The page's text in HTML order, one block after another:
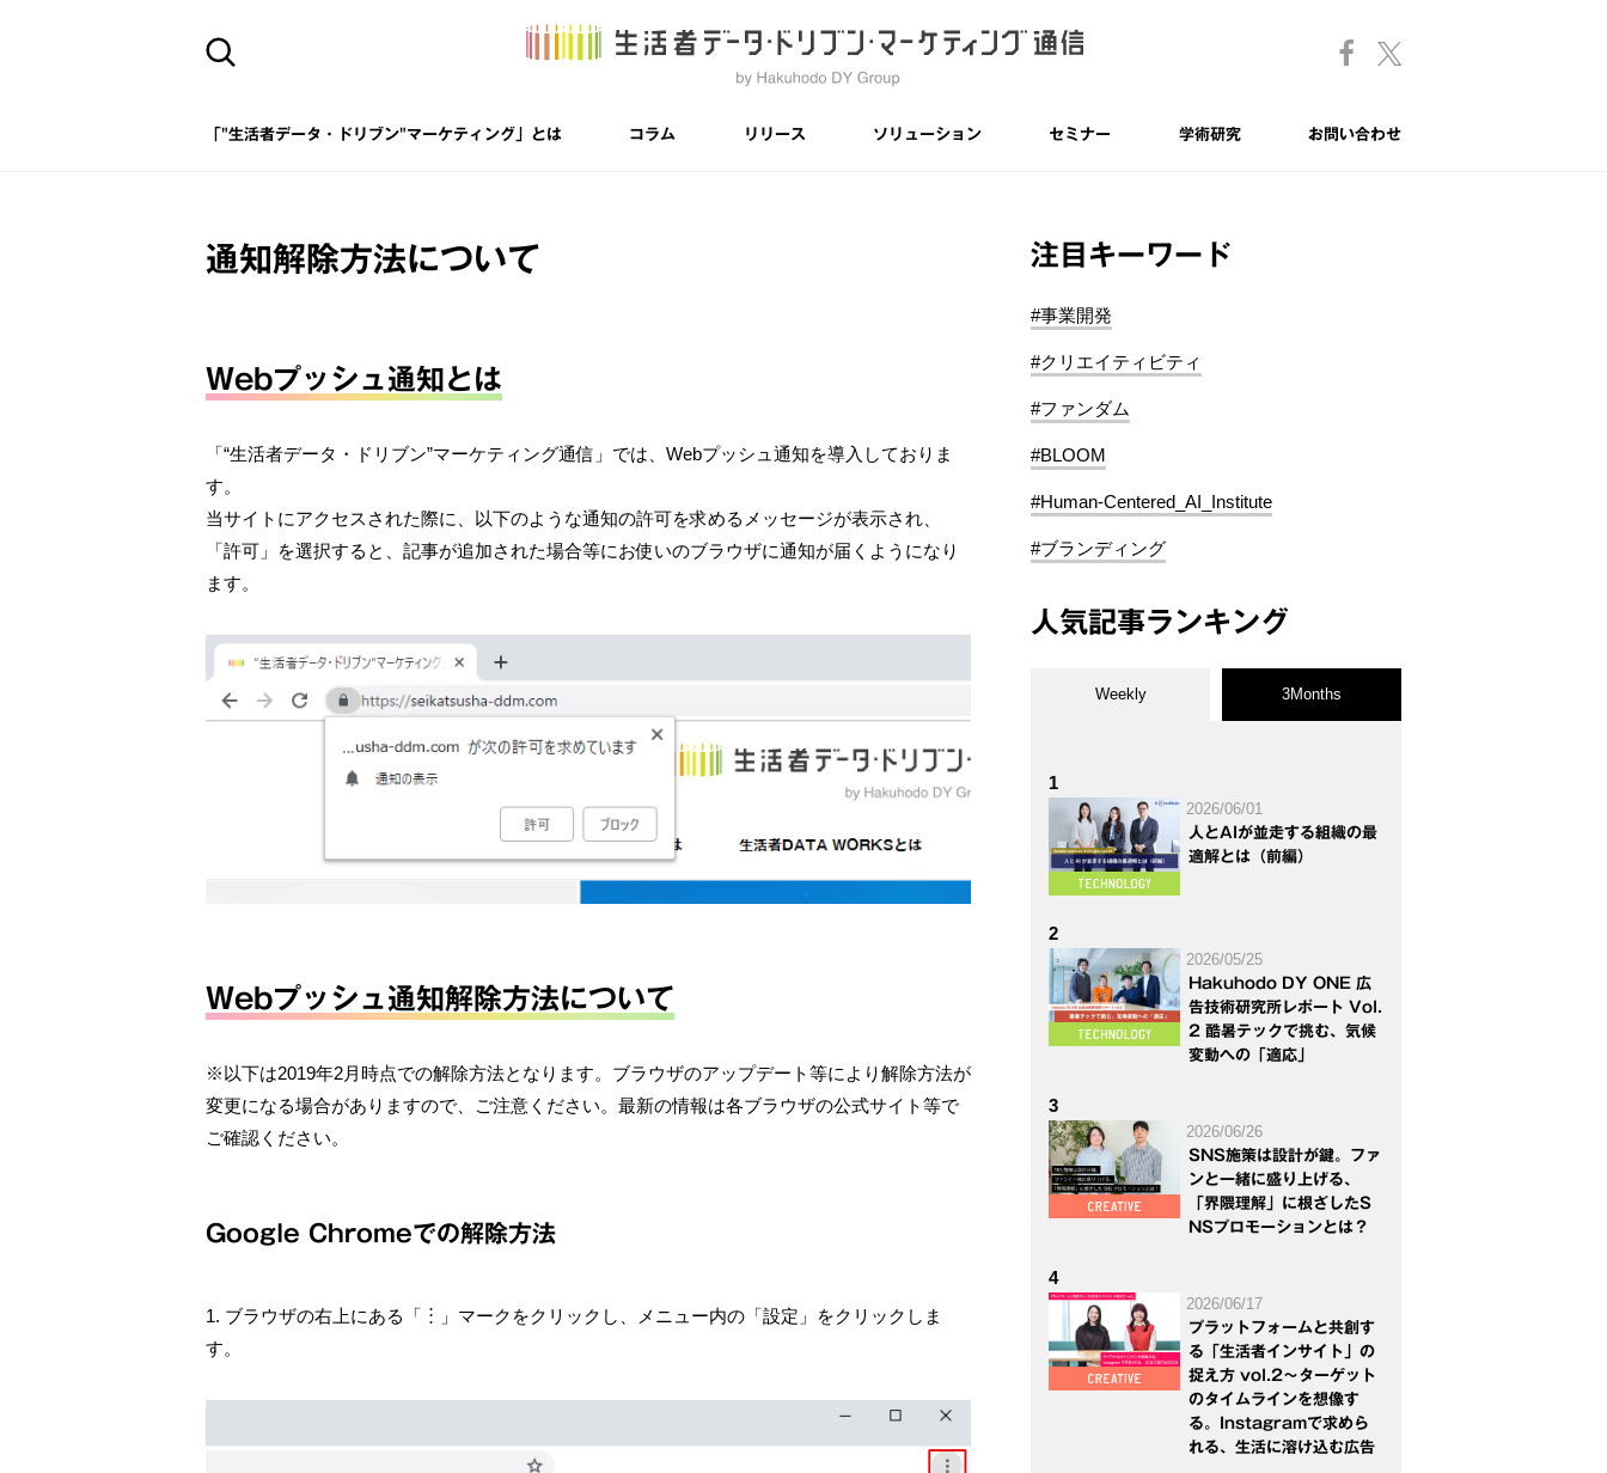
「"生活者データ・ドリブン"マーケティング」とは コラム リリース ソリューション セミナー 学術研究 お問い合わせ
通知解除方法について
Webプッシュ通知とは
「“生活者データ・ドリブン”マーケティング通信」では、Webプッシュ通知を導入しておりま
す。
当サイトにアクセスされた際に、以下のような通知の許可を求めるメッセージが表示され、
「許可」を選択すると、記事が追加された場合等にお使いのブラウザに通知が届くようになり
ます。
Webプッシュ通知解除方法について
※以下は2019年2月時点での解除方法となります。ブラウザのアップデート等により解除方法が
変更になる場合がありますので、ご注意ください。最新の情報は各ブラウザの公式サイト等で
ご確認ください。
Google Chromeでの解除方法
1. ブラウザの右上にある「︙」マークをクリックし、メニュー内の「設定」をクリックしま
す。
注目キーワード
#事業開発
#クリエイティビティ
#ファンダム
#BLOOM
#Human-Centered_AI_Institute
#ブランディング
人気記事ランキング
Weekly 3Months
1
2026/06/01
人とAIが並走する組織の最
適解とは（前編）
2
2026/05/25
Hakuhodo DY ONE 広
告技術研究所レポート Vol.
2 酷暑テックで挑む、気候
変動への「適応」
3
2026/06/26
SNS施策は設計が鍵。ファ
ンと一緒に盛り上げる、
「界隈理解」に根ざしたS
NSプロモーションとは？
4
2026/06/17
プラットフォームと共創す
る「生活者インサイト」の
捉え方 vol.2～ターゲット
のタイムラインを想像す
る。Instagramで求めら
れる、生活に溶け込む広告